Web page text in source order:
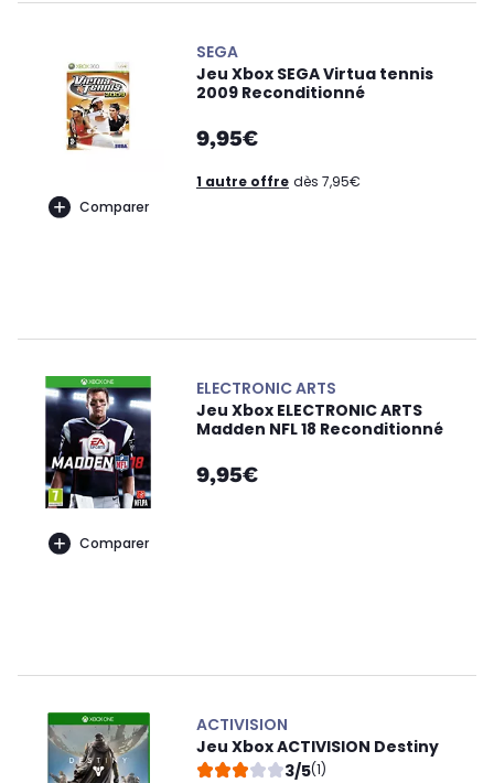
Comparer
SEGA
Jeu Xbox SEGA Virtua tennis
2009 Reconditionné
9,95€
1 autre offre dès 7,95€
Comparer
ELECTRONIC ARTS
Jeu Xbox ELECTRONIC ARTS
Madden NFL 18 Reconditionné
9,95€
ACTIVISION
Jeu Xbox ACTIVISION Destiny
3/5(1)